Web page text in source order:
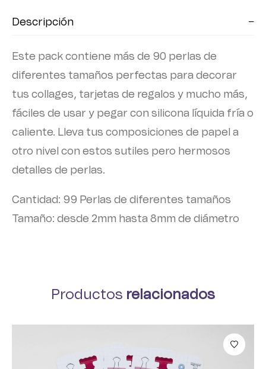
Descripción
Este pack contiene más de 90 perlas de
diferentes tamaños perfectas para decorar
tus collages, tarjetas de regalos y mucho más,
fáciles de usar y pegar con silicona líquida fría o
caliente. Lleva tus composiciones de papel a
otro nivel con estos sutiles pero hermosos
detalles de perlas.
Cantidad: 99 Perlas de diferentes tamaños
Tamaño: desde 2mm hasta 8mm de diámetro
Productos relacionados